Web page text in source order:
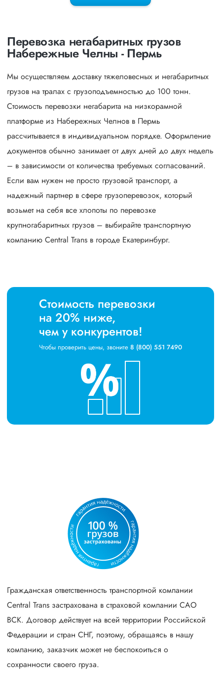
Перевозка негабаритных грузов
Набережные Челны - Пермь
Мы осуществляем доставку тяжеловесных и негабаритных
грузов на тралах с грузоподъемностью до 100 тонн.
Стоимость перевозки негабарита на низкорамной
платформе из Набережных Челнов в Пермь
рассчитывается в индивидуальном порядке. Оформление
документов обычно занимает от двух дней до двух недель
– в зависимости от количества требуемых согласований.
Если вам нужен не просто грузовой транспорт, а
надежный партнер в сфере грузоперевозок, который
возьмет на себя все хлопоты по перевозке
крупногабаритных грузов – выбирайте транспортную
компанию Central Trans в городе Екатеринбург.
Стоимость перевозки
на 20% ниже,
чем у конкурентов!
Чтобы проверить цены, звоните 8 (800) 551 7490
Гражданская ответственность транспортной компании
Central Trans застрахована в страховой компании САО
ВСК. Договор действует на всей территории Российской
Федерации и стран СНГ, поэтому, обращаясь в нашу
компанию, заказчик может не беспокоиться о
сохранности своего груза.